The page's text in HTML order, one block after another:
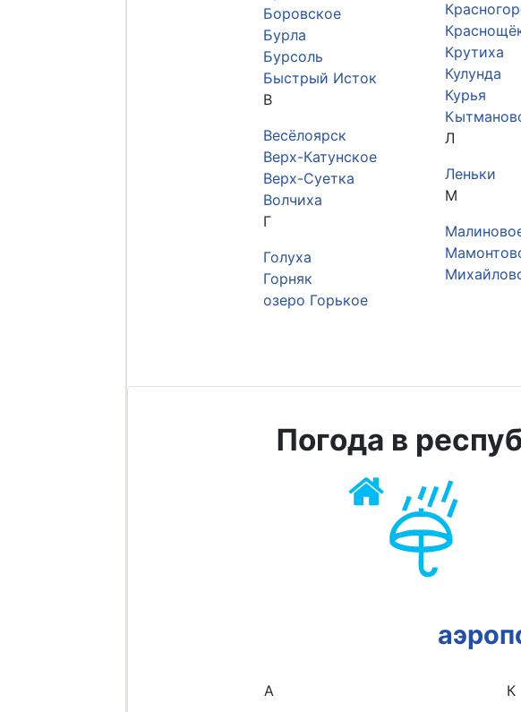
Боровское
Бурла
Бурсоль
Быстрый Исток
В
Весёлоярск
Верх-Катунское
Верх-Суетка
Волчиха
Г
Голуха
Горняк
озеро Горькое
Крутиха
Кулунда
Курья
Л
Леньки
М
Погода в
А
К